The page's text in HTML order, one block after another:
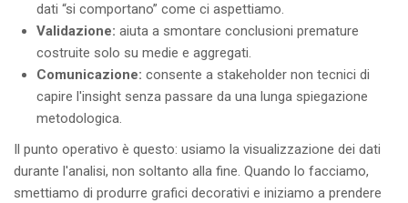
dati “si comportano” come ci aspettiamo.
Validazione: aiuta a smontare conclusioni premature
costruite solo su medie e aggregati.
Comunicazione: consente a stakeholder non tecnici di
capire l'insight senza passare da una lunga spiegazione
metodologica.
Il punto operativo è questo: usiamo la visualizzazione dei dati
durante l'analisi, non soltanto alla fine. Quando lo facciamo,
smettiamo di produrre grafici decorativi e iniziamo a prendere